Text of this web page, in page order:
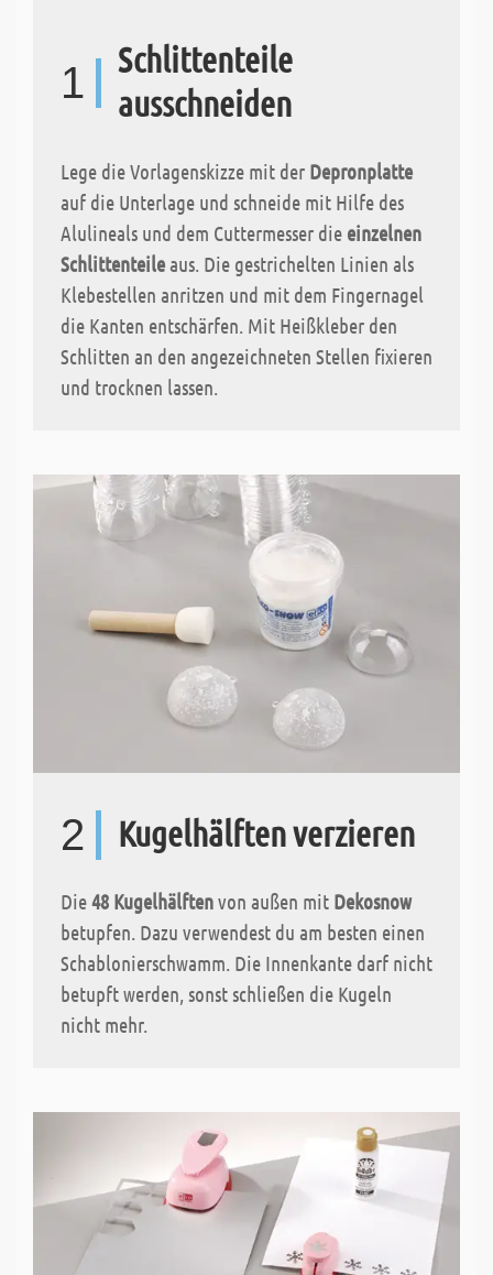
1
Schlittenteile
ausschneiden
Lege die Vorlagenskizze mit der Depronplatte
auf die Unterlage und schneide mit Hilfe des
Alulineals und dem Cuttermesser die einzelnen
Schlittenteileaus. Die gestrichelten Linien als
Klebestellen anritzen und mit dem Fingernagel
die Kanten entschärfen. Mit Heißkleber den
Schlitten an den angezeichneten Stellen fixieren
und trocknen lassen.
2 Kugelhälften verzieren
Die48 Kugelhälftenvon außen mit Dekosnow
betupfen. Dazu verwendest du am besten einen
Schablonierschwamm. Die Innenkante darf nicht
betupft werden, sonst schließen die Kugeln
nicht mehr.